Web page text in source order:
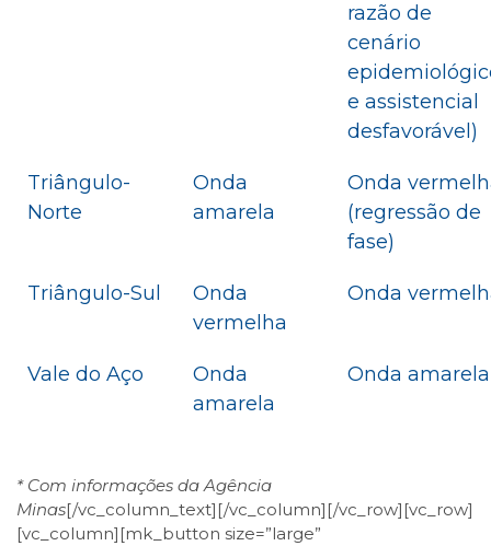
razão de
cenário
e assistencial
desfavorável)
Triângulo-
Norte
Onda
amarela
Onda
(regressão de
fase)
Triângulo-Sul
Onda
vermelha
Onda
Vale do Aço
Onda
amarela
Onda amarela
* Com informações da Agência
Minas[/vc_column_text][/vc_column][/vc_row][vc_row]
[vc_column][mk_button size=”large”